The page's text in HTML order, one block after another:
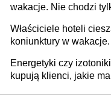
wakacje. Nie chodzi
tam, gdzie wielu spędzi
Właściciele hoteli
koniunktury w wakacje.
Energetyki czy
kupują klienci, jakie